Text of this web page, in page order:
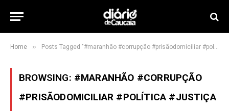
Home » Posts Tagged "#maranhão #corrupção #prisãodomiciliar #política #justiça #prefeitura #operaçãopolicial"
BROWSING: #MARANHÃO #CORRUPÇÃO
#PRISÃODOMICILIAR #POLÍTICA #JUSTIÇA